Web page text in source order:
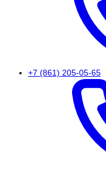
+7 (861) 205-05-65